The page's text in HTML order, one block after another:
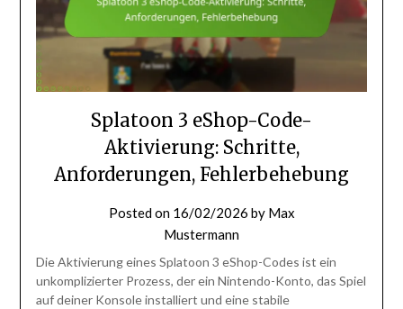
Splatoon 3 eShop-Code-
Aktivierung: Schritte,
Anforderungen, Fehlerbehebung
Posted on 16/02/2026 by Max
Mustermann
Die Aktivierung eines Splatoon 3 eShop-Codes ist ein
unkomplizierter Prozess, der ein Nintendo-Konto, das Spiel
auf deiner Konsole installiert und eine stabile